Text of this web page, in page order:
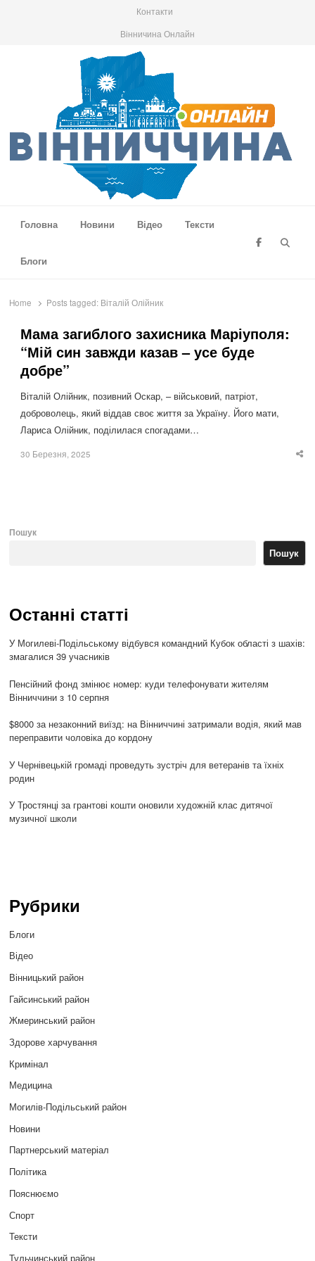
Контакти
Вінничина Онлайн
Головна
Новини Відео Тексти
Блоги
Home Posts tagged: Віталій Олійник
Мама загиблого захисника Маріуполя:
“Мій син завжди казав – усе буде
добре”
Віталій Олійник, позивний Оскар, – військовий, патріот,
доброволець, який віддав своє життя за Україну. Його мати,
Лариса Олійник, поділилася спогадами…
30 Березня, 2025
Пошук
Пошук
Останні статті
У Могилеві-Подільському відбувся командний Кубок області з шахів:
змагалися 39 учасників
Пенсійний фонд змінює номер: куди телефонувати жителям
Вінниччини з 10 серпня
$8000 за незаконний виїзд: на Вінниччині затримали водія, який мав
переправити чоловіка до кордону
У Чернівецькій громаді проведуть зустріч для ветеранів та їхніх
родин
У Тростянці за грантові кошти оновили художній клас дитячої
музичної школи
Рубрики
Блоги
Відео
Вінницький район
Гайсинський район
Жмеринський район
Здорове харчування
Кримінал
Медицина
Могилів-Подільський район
Новини
Партнерський матеріал
Політика
Пояснюємо
Спорт
Тексти
Тульчинський район